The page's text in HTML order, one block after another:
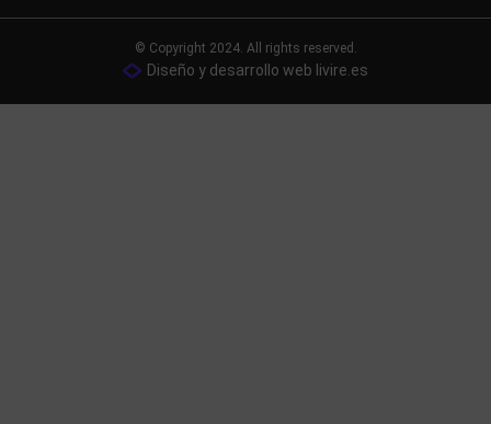
© Copyright 2024. All rights reserved.
Diseño y desarrollo web livire.es